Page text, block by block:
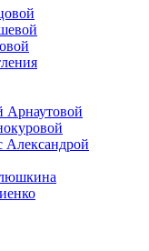
Арнаутовой
Александрой